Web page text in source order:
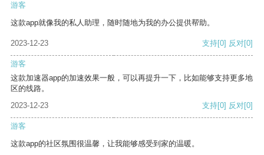
游客
这款app就像我的私人助理，随时随地为我的办公提供帮助。
2023-12-23 支持[0] 反对[0]
游客
这款加速器app的加速效果一般，可以再提升一下，比如能够支持更多地
区的线路。
2023-12-23
支持[0] 反对[0]
游客
这款app的社区氛围很温馨，让我能够感受到家的温暖。